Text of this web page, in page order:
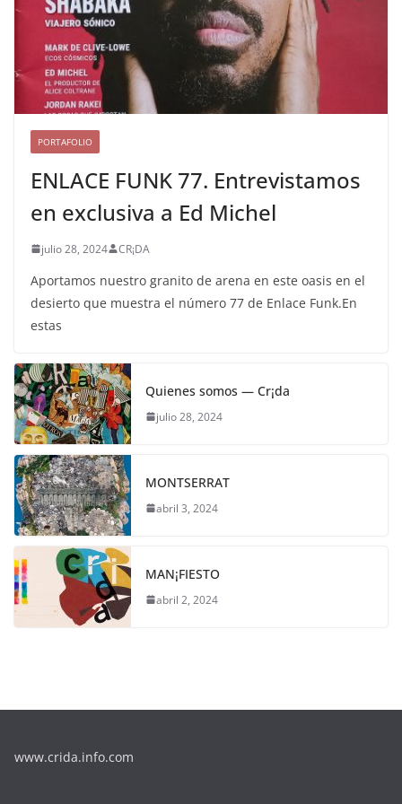
PORTAFOLIO
ENLACE FUNK 77. Entrevistamos
en exclusiva a Ed Michel
julio 28, 2024 CR¡DA
Aportamos nuestro granito de arena en este oasis en el
desierto que muestra el número 77 de Enlace Funk.En
estas
Quienes somos — Cr¡da
julio 28, 2024
MONTSERRAT
abril 3, 2024
MAN¡FIESTO
abril 2, 2024
www.crida.info.com